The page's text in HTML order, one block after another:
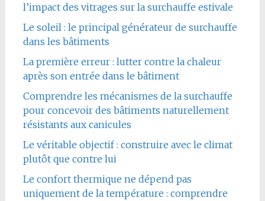
l’impact des vitrages sur la surchauffe estivale
Le soleil : le principal générateur de surchauffe
dans les bâtiments
La première erreur : lutter contre la chaleur
après son entrée dans le bâtiment
Comprendre les mécanismes de la surchauffe
pour concevoir des bâtiments naturellement
résistants aux canicules
Le véritable objectif : construire avec le climat
plutôt que contre lui
Le confort thermique ne dépend pas
uniquement de la température : comprendre